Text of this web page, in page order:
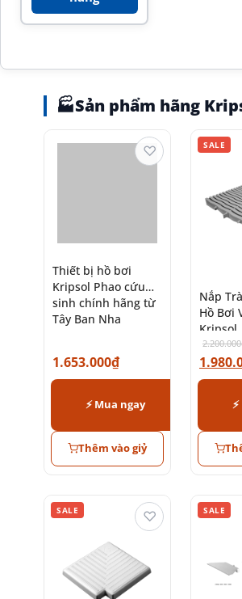
🏭Sản phẩm hãng
Thiết bị hồ bơi
Kripsol Phao cứu
sinh chính hãng từ
Tây Ban Nha
1.653.000₫
⚡ Mua ngay
Thêm vào giỷ
♡ SALE
Nắp
Hồ Bơi
Kripsol
2.200.000
SALE ♡ SALE